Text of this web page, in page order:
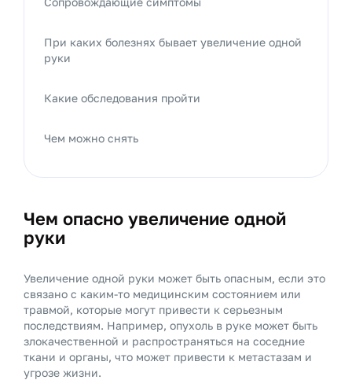
Чем опасно увеличение одной
руки
Увеличение одной руки может быть опасным, если это
связано с каким-то медицинским состоянием или
травмой, которые могут привести к серьезным
последствиям. Например, опухоль в руке может быть
злокачественной и распространяться на соседние
ткани и органы, что может привести к метастазам и
угрозе жизни.
При каких болезнях бывает увеличение одной
руки
Какие обследования пройти
Чем можно снять